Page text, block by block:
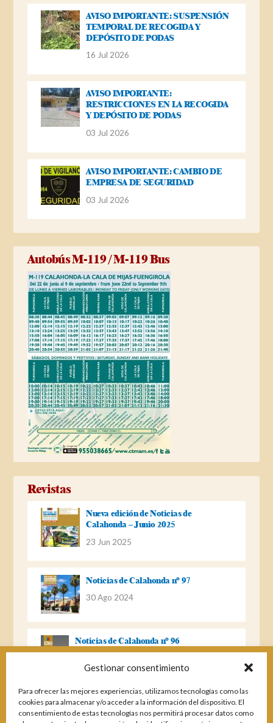
Gestionar consentimiento
Para ofrecer las mejores experiencias, utilizamos tecnologías como las
cookies para almacenar y/o acceder a la información del dispositivo. El
consentimiento de estas tecnologías nos permitirá procesar datos como
AVISO IMPORTANTE: SUSPENSIÓN
TEMPORAL DE RECOGIDA Y
DEPÓSITO DE PODAS
16 Jul 2026
AVISO IMPORTANTE:
RESTRICCIONES EN LA RECOGIDA
Y DEPÓSITO DE PODAS
03 Jul 2026
AVISO IMPORTANTE: CAMBIO DE
EMPRESA DE SEGURIDAD
03 Jul 2026
Autobús M-119 / M-119 Bus
Revistas
Nueva edición de Noticias de
Calahonda – Junio 2025
23 Jun 2025
Noticias de Calahonda nº 97
30 Ago 2024
Noticias de Calahonda nº 96
Noticias de Calahonda Nº 95
04 Ene 2023